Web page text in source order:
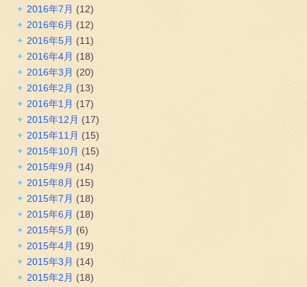
2016年7月 (12)
2016年6月 (12)
2016年5月 (11)
2016年4月 (18)
2016年3月 (20)
2016年2月 (13)
2016年1月 (17)
2015年12月 (17)
2015年11月 (15)
2015年10月 (15)
2015年9月 (14)
2015年8月 (15)
2015年7月 (18)
2015年6月 (18)
2015年5月 (6)
2015年4月 (19)
2015年3月 (14)
2015年2月 (18)